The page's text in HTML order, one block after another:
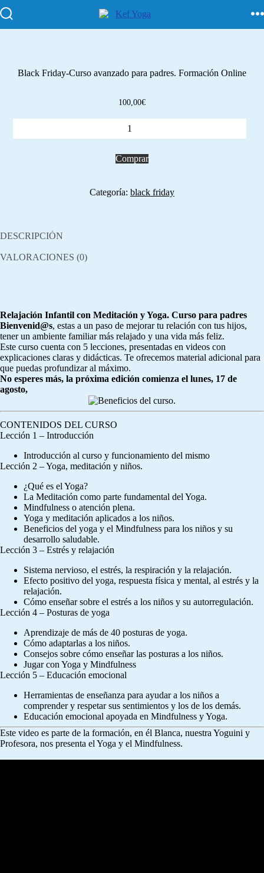
Black Friday-Curso avanzado para padres. Formación Online
100,00€
Comprar
Categoría: black friday
DESCRIPCIÓN
VALORACIONES (0)
Relajación Infantil con Meditación y Yoga. Curso para padres
Bienvenid@s, estas a un paso de mejorar tu relación con tus hijos,
tener un ambiente familiar más relajado y una vida más feliz.
Este curso cuenta con 5 lecciones, presentadas en videos con
explicaciones claras y didácticas. Te ofrecemos material adicional para
que puedas profundizar al máximo.
No esperes más, la próxima edición comienza el lunes, 17 de
agosto,
CONTENIDOS DEL CURSO
Lección 1 – Introducción
Introducción al curso y funcionamiento del mismo
Lección 2 – Yoga, meditación y niños.
¿Qué es el Yoga?
La Meditación como parte fundamental del Yoga.
Mindfulness o atención plena.
Yoga y meditación aplicados a los niños.
Beneficios del yoga y el Mindfulness para los niños y su
desarrollo saludable.
Lección 3 – Estrés y relajación
Sistema nervioso, el estrés, la respiración y la relajación.
Efecto positivo del yoga, respuesta física y mental, al estrés y la
relajación.
Cómo enseñar sobre el estrés a los niños y su autorregulación.
Lección 4 – Posturas de yoga
Aprendizaje de más de 40 posturas de yoga.
Cómo adaptarlas a los niños.
Consejos sobre cómo enseñar las posturas a los niños.
Jugar con Yoga y Mindfulness
Lección 5 – Educación emocional
Herramientas de enseñanza para ayudar a los niños a
comprender y respetar sus sentimientos y los de los demás.
Educación emocional apoyada en Mindfulness y Yoga.
Este video es parte de la formación, en él Blanca, nuestra Yoguini y
Profesora, nos presenta el Yoga y el Mindfulness.